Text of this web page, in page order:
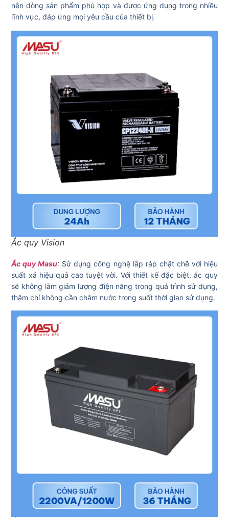
nên dòng sản phẩm phù hợp và được ứng dụng trong nhiều
lĩnh vực, đáp ứng mọi yêu cầu của thiết bị.
Ắc quy Vision
Ắc quy Masu: Sử dụng công nghệ lắp ráp chặt chẽ với hiệu
suất xả hiệu quả cao tuyệt vời. Với thiết kế đặc biệt, ắc quy
sẽ không làm giảm lượng điện năng trong quá trình sử dụng,
thậm chí không cần châm nước trong suốt thời gian sử dụng.